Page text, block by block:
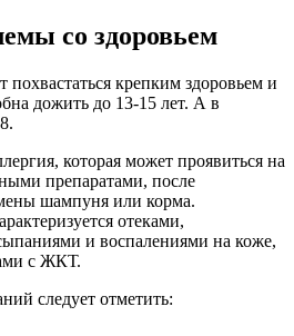
со здоровьем
похвастаться крепким здоровьем и
дожить до 13-15 лет. А в
которая может проявиться на
препаратами, после
шампуня или корма.
отеками,
и воспалениями на коже,
с ЖКТ.
следует отметить: